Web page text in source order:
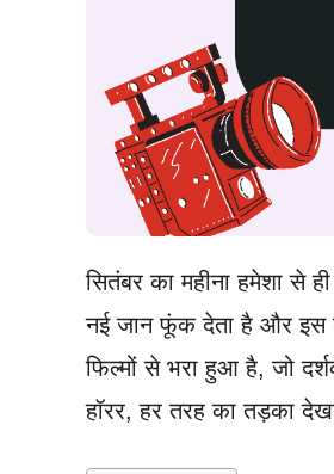
सितंबर का महीना हमेशा से
नई जान फूंक देता है और इस
फिल्मों से भरा हुआ है, जो
हॉरर, हर तरह का तड़का